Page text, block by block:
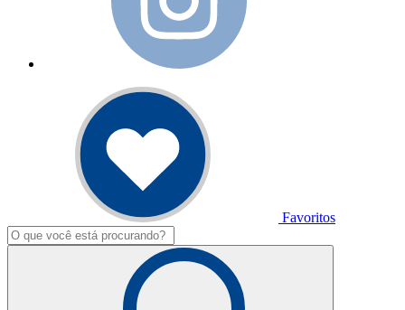
Favoritos